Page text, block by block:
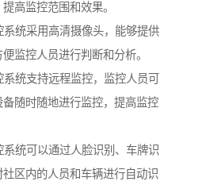
高监控范围和效果。
统采用高清摄像头，能够提供
监控人员进行判断和分析。
统支持远程监控，监控人员可
随时随地进行监控，提高监控
统可以通过人脸识别、车牌识
区内的人员和车辆进行自动识